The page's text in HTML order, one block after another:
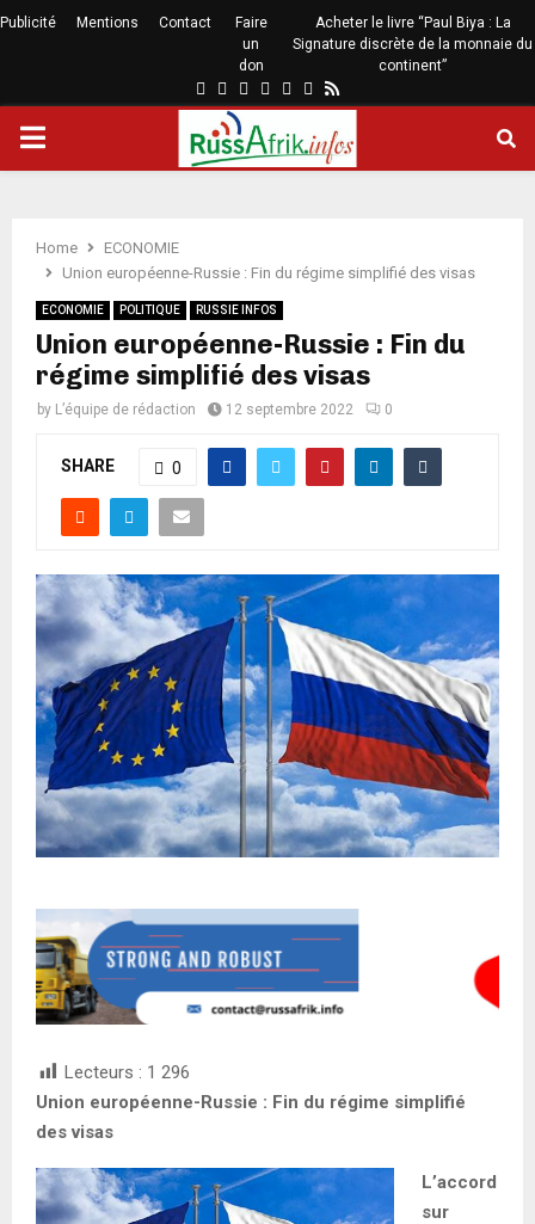
Publicité Mentions Contact
Faire
un
don
Acheter le livre “Paul Biya : La
Signature discrète de la monnaie du
continent”
Home
ECONOMIE
Union européenne-Russie : Fin du régime simplifié des visas
ECONOMIE POLITIQUE RUSSIE INFOS
Union européenne-Russie : Fin du
régime simplifié des visas
by L’équipe de rédaction 12 septembre 2022 0
SHARE 0
Lecteurs : 1 296
Union européenne-Russie : Fin du régime simplifié
des visas
L’accord
sur